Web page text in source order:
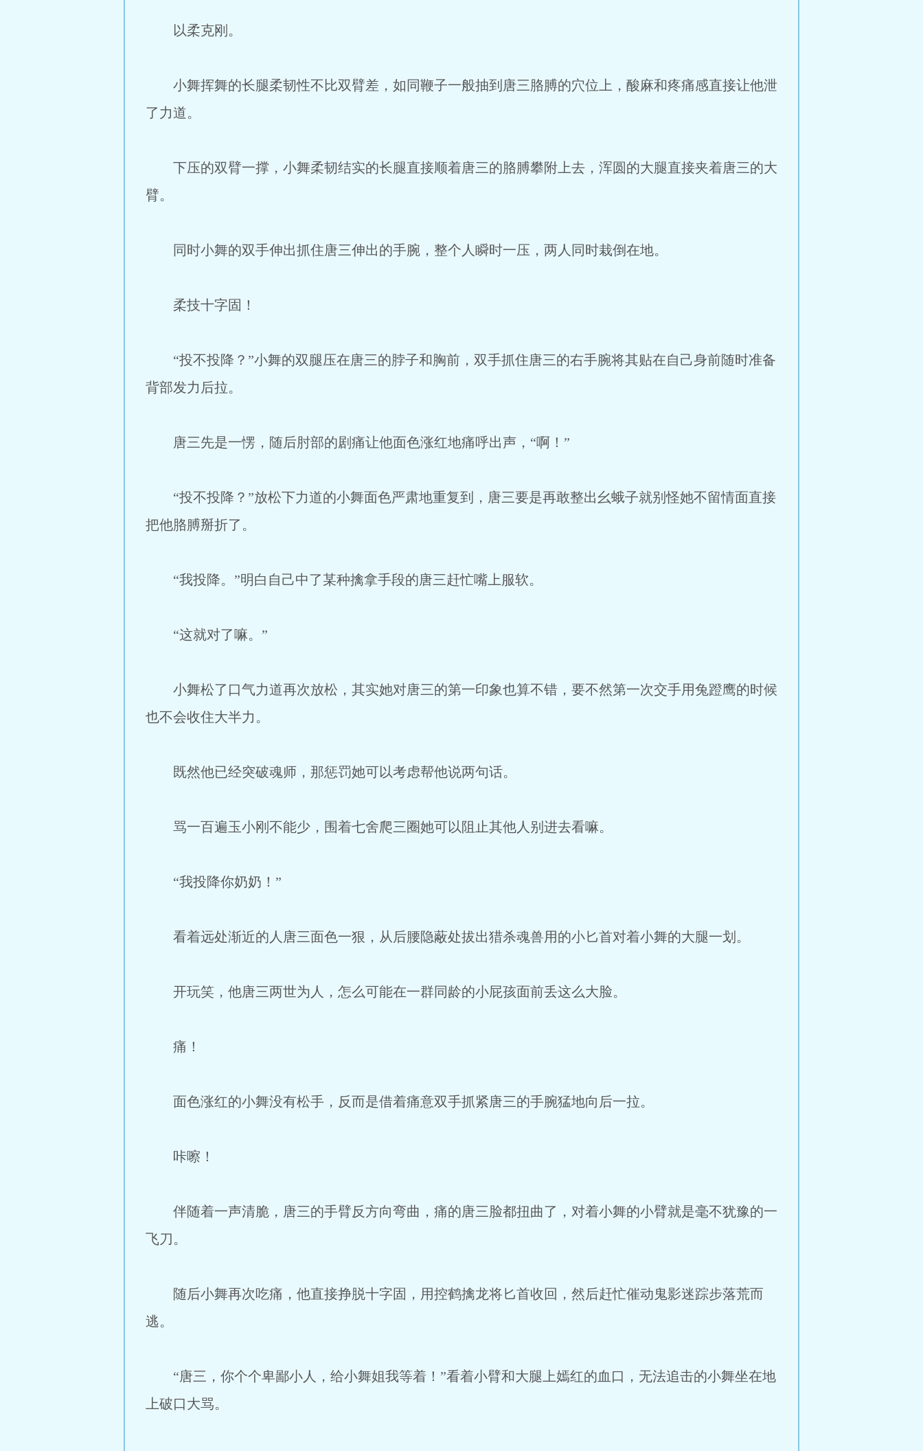
以柔克刚。
小舞挥舞的长腿柔韧性不比双臂差，如同鞭子一般抽到唐三胳膊的穴位上，酸麻和疼痛感直接让他泄
了力道。
下压的双臂一撑，小舞柔韧结实的长腿直接顺着唐三的胳膊攀附上去，浑圆的大腿直接夹着唐三的大
臂。
同时小舞的双手伸出抓住唐三伸出的手腕，整个人瞬时一压，两人同时栽倒在地。
柔技十字固！
“投不投降？”小舞的双腿压在唐三的脖子和胸前，双手抓住唐三的右手腕将其贴在自己身前随时准备
背部发力后拉。
唐三先是一愣，随后肘部的剧痛让他面色涨红地痛呼出声，“啊！”
“投不投降？”放松下力道的小舞面色严肃地重复到，唐三要是再敢整出幺蛾子就别怪她不留情面直接
把他胳膊掰折了。
“我投降。”明白自己中了某种擒拿手段的唐三赶忙嘴上服软。
“这就对了嘛。”
小舞松了口气力道再次放松，其实她对唐三的第一印象也算不错，要不然第一次交手用兔蹬鹰的时候
也不会收住大半力。
既然他已经突破魂师，那惩罚她可以考虑帮他说两句话。
骂一百遍玉小刚不能少，围着七舍爬三圈她可以阻止其他人别进去看嘛。
“我投降你奶奶！”
看着远处渐近的人唐三面色一狠，从后腰隐蔽处拔出猎杀魂兽用的小匕首对着小舞的大腿一划。
开玩笑，他唐三两世为人，怎么可能在一群同龄的小屁孩面前丢这么大脸。
痛！
面色涨红的小舞没有松手，反而是借着痛意双手抓紧唐三的手腕猛地向后一拉。
咔嚓！
伴随着一声清脆，唐三的手臂反方向弯曲，痛的唐三脸都扭曲了，对着小舞的小臂就是毫不犹豫的一
飞刀。
随后小舞再次吃痛，他直接挣脱十字固，用控鹤擒龙将匕首收回，然后赶忙催动鬼影迷踪步落荒而
逃。
“唐三，你个个卑鄙小人，给小舞姐我等着！”看着小臂和大腿上嫣红的血口，无法追击的小舞坐在地
上破口大骂。